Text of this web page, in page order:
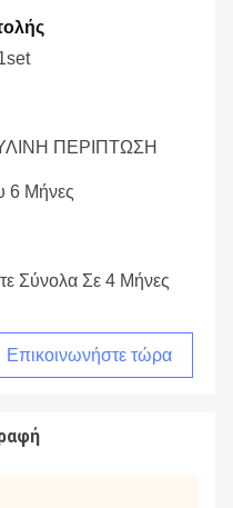
ΠΕΡΙΠΤΩΣΗ
6 Μήνες
Σύνολα Σε 4 Μήνες
Επικοινωνήστε τώρα